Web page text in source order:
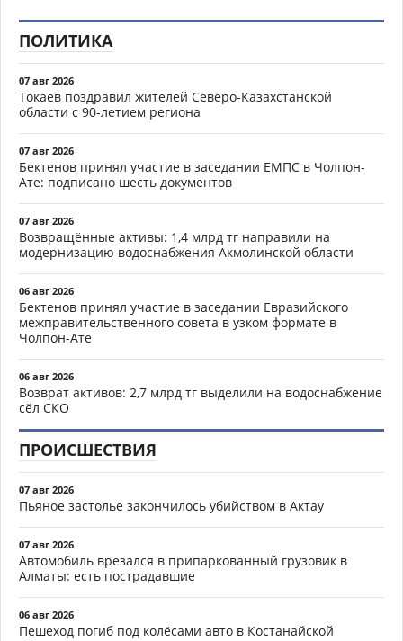
ПОЛИТИКА
07 авг 2026
Токаев поздравил жителей Северо-Казахстанской
области с 90-летием региона
07 авг 2026
Бектенов принял участие в заседании ЕМПС в Чолпон-
Ате: подписано шесть документов
07 авг 2026
Возвращённые активы: 1,4 млрд тг направили на
модернизацию водоснабжения Акмолинской области
06 авг 2026
Бектенов принял участие в заседании Евразийского
межправительственного совета в узком формате в
Чолпон-Ате
06 авг 2026
Возврат активов: 2,7 млрд тг выделили на водоснабжение
сёл СКО
ПРОИСШЕСТВИЯ
07 авг 2026
Пьяное застолье закончилось убийством в Актау
07 авг 2026
Автомобиль врезался в припаркованный грузовик в
Алматы: есть пострадавшие
06 авг 2026
Пешеход погиб под колёсами авто в Костанайской